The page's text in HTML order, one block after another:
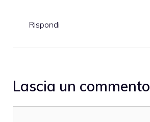
Rispondi
Lascia un commento